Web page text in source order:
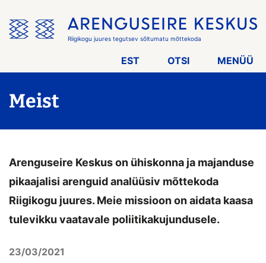
menüü
vahele
Riigikogu juures tegutsev sõltumatu mõttekoda
EST OTSI MENÜÜ
Meist
Arenguseire Keskus on ühiskonna ja majanduse
pikaajalisi arenguid analüüsiv mõttekoda
Riigikogu juures. Meie missioon on aidata kaasa
tulevikku vaatavale poliitikakujundusele.
23/03/2021